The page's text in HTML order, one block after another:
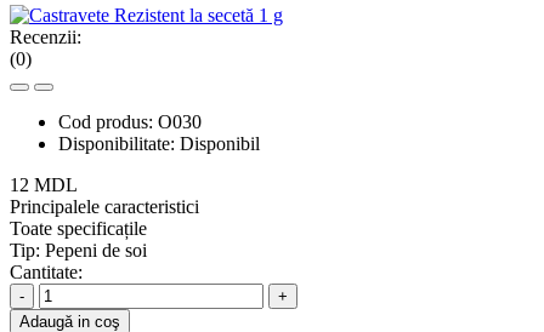
Recenzii:
(0)
Cod produs: O030
Disponibilitate: Disponibil
12 MDL
Principalele caracteristici
Toate specificațile
Tip: Pepeni de soi
Cantitate:
-
+
Adaugă in coş